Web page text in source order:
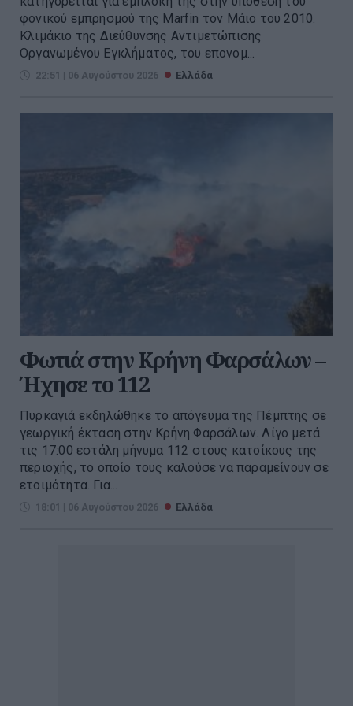
φονικού εμπρησμού της Marfin τον Μάιο του 2010.
Κλιμάκιο της Διεύθυνσης Αντιμετώπισης
Οργανωμένου Εγκλήματος, του επονομ...
22:51 | 06 Αυγούστου 2026 Ελλάδα
Φωτιά στην Κρήνη Φαρσάλων –
Ήχησε το 112
Πυρκαγιά εκδηλώθηκε το απόγευμα της Πέμπτης σε
γεωργική έκταση στην Κρήνη Φαρσάλων. Λίγο μετά
τις 17:00 εστάλη μήνυμα 112 στους κατοίκους της
περιοχής, το οποίο τους καλούσε να παραμείνουν σε
ετοιμότητα. Για...
18:01 | 06 Αυγούστου 2026 Ελλάδα